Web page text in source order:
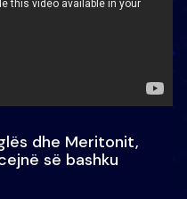
dhe Meritonit,
së bashku